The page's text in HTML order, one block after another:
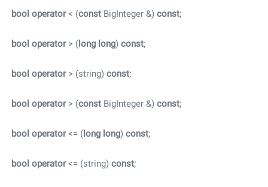
booloperator < (constBigInteger &)const
booloperator > (longlong)const
booloperator > (string)const
booloperator > (constBigInteger &)const
booloperator<= (longlong)const
booloperator<= (string)const